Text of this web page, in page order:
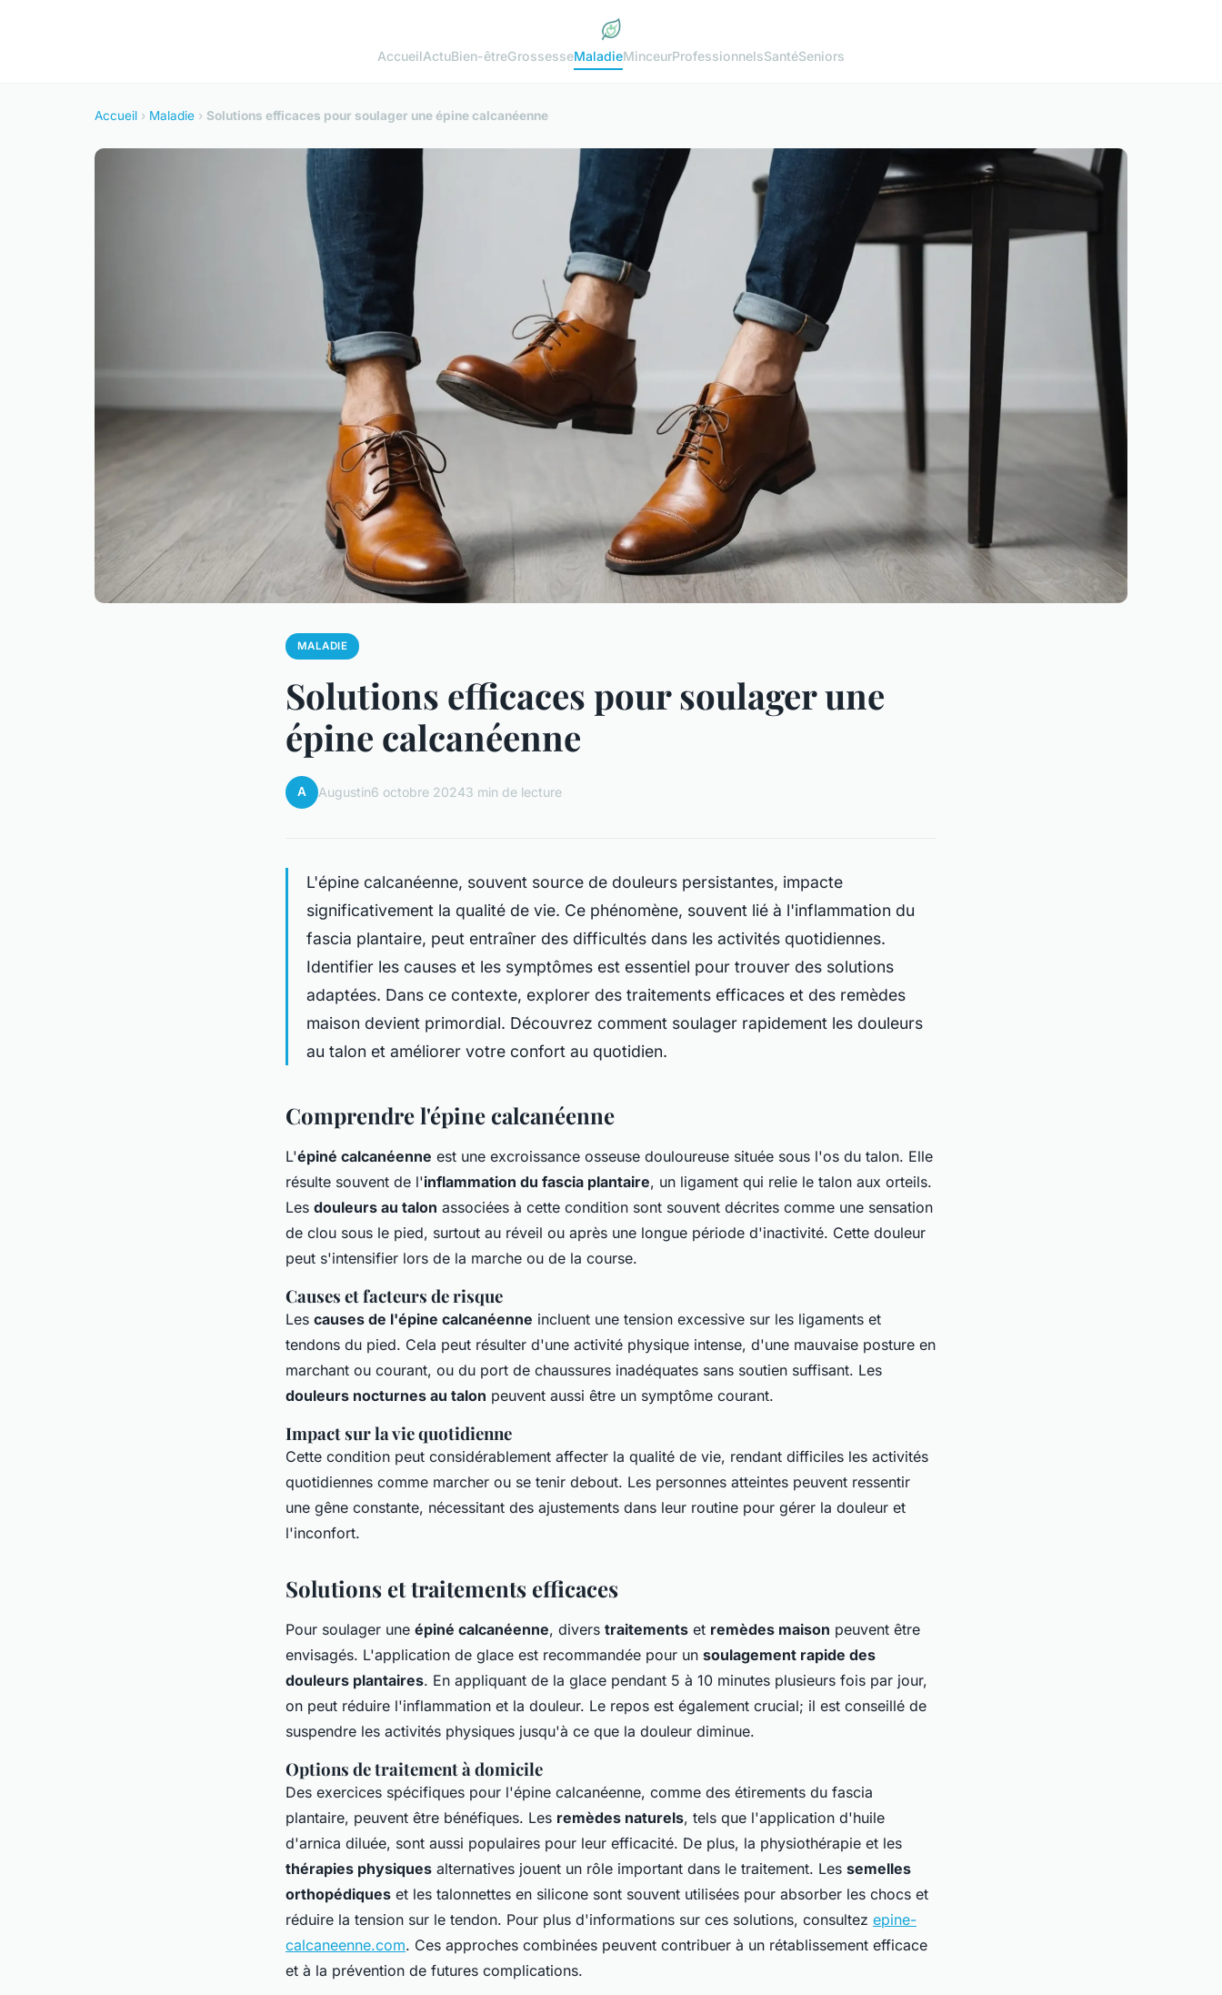
AccueilActuBien-êtreGrossesseMaladieMinceurProfessionnelsSantéSeniors
Accueil › Maladie › Solutions efficaces pour soulager une épine calcanéenne
MALADIE
Solutions efficaces pour soulager une
épine calcanéenne
A Augustin6 octobre 20243 min de lecture
L'épine calcanéenne, souvent source de douleurs persistantes, impacte
significativement la qualité de vie. Ce phénomène, souvent lié à l'inflammation du
fascia plantaire, peut entraîner des difficultés dans les activités quotidiennes.
Identifier les causes et les symptômes est essentiel pour trouver des solutions
adaptées. Dans ce contexte, explorer des traitements efficaces et des remèdes
maison devient primordial. Découvrez comment soulager rapidement les douleurs
au talon et améliorer votre confort au quotidien.
Comprendre l'épine calcanéenne
L'épiné calcanéenne est une excroissance osseuse douloureuse située sous l'os du talon. Elle
résulte souvent de l'inflammation du fascia plantaire, un ligament qui relie le talon aux orteils.
Les douleurs au talon associées à cette condition sont souvent décrites comme une sensation
de clou sous le pied, surtout au réveil ou après une longue période d'inactivité. Cette douleur
peut s'intensifier lors de la marche ou de la course.
Causes et facteurs de risque
Les causes de l'épine calcanéenne incluent une tension excessive sur les ligaments et
tendons du pied. Cela peut résulter d'une activité physique intense, d'une mauvaise posture en
marchant ou courant, ou du port de chaussures inadéquates sans soutien suffisant. Les
douleurs nocturnes au talon peuvent aussi être un symptôme courant.
Impact sur la vie quotidienne
Cette condition peut considérablement affecter la qualité de vie, rendant difficiles les activités
quotidiennes comme marcher ou se tenir debout. Les personnes atteintes peuvent ressentir
une gêne constante, nécessitant des ajustements dans leur routine pour gérer la douleur et
l'inconfort.
Solutions et traitements efficaces
Pour soulager une épiné calcanéenne, divers traitements et remèdes maison peuvent être
envisagés. L'application de glace est recommandée pour un soulagement rapide des
douleurs plantaires. En appliquant de la glace pendant 5 à 10 minutes plusieurs fois par jour,
on peut réduire l'inflammation et la douleur. Le repos est également crucial; il est conseillé de
suspendre les activités physiques jusqu'à ce que la douleur diminue.
Options de traitement à domicile
Des exercices spécifiques pour l'épine calcanéenne, comme des étirements du fascia
plantaire, peuvent être bénéfiques. Les remèdes naturels, tels que l'application d'huile
d'arnica diluée, sont aussi populaires pour leur efficacité. De plus, la physiothérapie et les
thérapies physiques alternatives jouent un rôle important dans le traitement. Les semelles
orthopédiques et les talonnettes en silicone sont souvent utilisées pour absorber les chocs et
réduire la tension sur le tendon. Pour plus d'informations sur ces solutions, consultez epine-
calcaneenne.com. Ces approches combinées peuvent contribuer à un rétablissement efficace
et à la prévention de futures complications.